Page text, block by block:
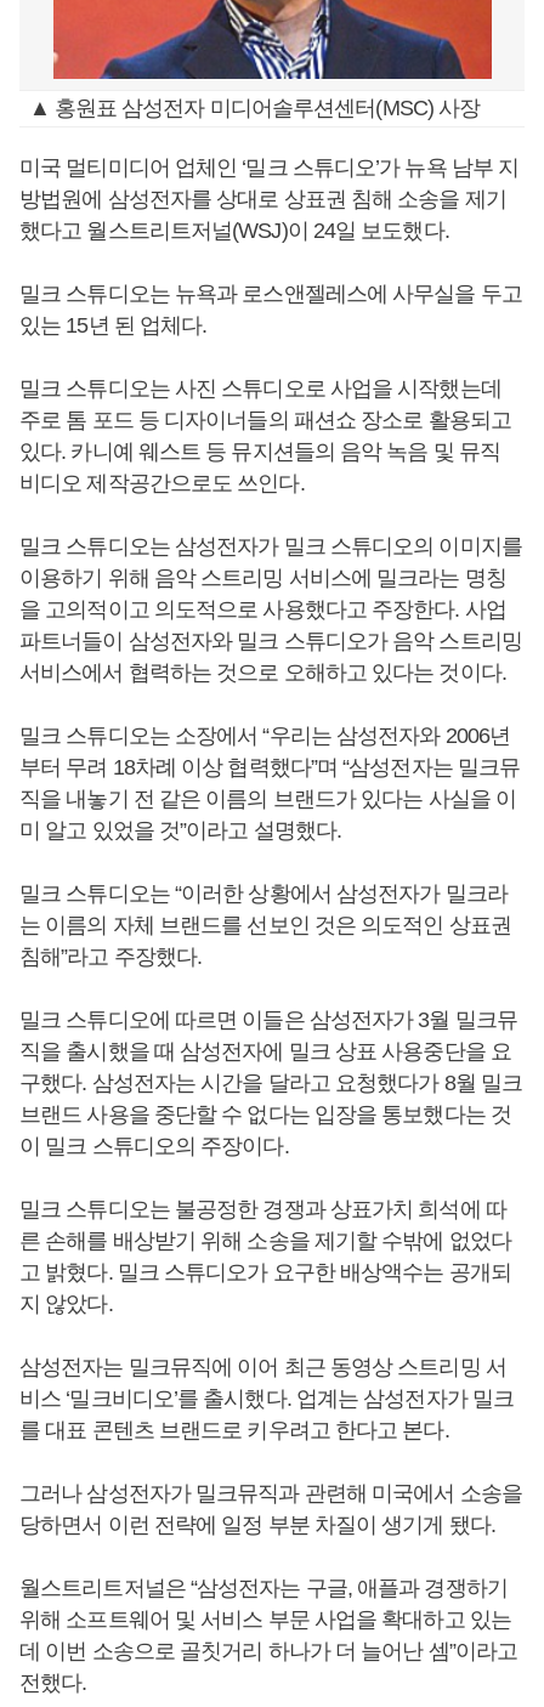
▲ 홍원표 삼성전자 미디어솔루션센터(MSC) 사장
미국 멀티미디어 업체인 ‘밀크 스튜디오’가 뉴욕 남부 지
방법원에 삼성전자를 상대로 상표권 침해 소송을 제기
했다고 월스트리트저널(WSJ)이 24일 보도했다.
밀크 스튜디오는 뉴욕과 로스앤젤레스에 사무실을 두고
있는 15년 된 업체다.
밀크 스튜디오는 사진 스튜디오로 사업을 시작했는데
주로 톰 포드 등 디자이너들의 패션쇼 장소로 활용되고
있다. 카니예 웨스트 등 뮤지션들의 음악 녹음 및 뮤직
비디오 제작공간으로도 쓰인다.
밀크 스튜디오는 삼성전자가 밀크 스튜디오의 이미지를
이용하기 위해 음악 스트리밍 서비스에 밀크라는 명칭
을 고의적이고 의도적으로 사용했다고 주장한다. 사업
파트너들이 삼성전자와 밀크 스튜디오가 음악 스트리밍
서비스에서 협력하는 것으로 오해하고 있다는 것이다.
밀크 스튜디오는 소장에서 “우리는 삼성전자와 2006년
부터 무려 18차례 이상 협력했다”며 “삼성전자는 밀크뮤
직을 내놓기 전 같은 이름의 브랜드가 있다는 사실을 이
미 알고 있었을 것”이라고 설명했다.
밀크 스튜디오는 “이러한 상황에서 삼성전자가 밀크라
는 이름의 자체 브랜드를 선보인 것은 의도적인 상표권
침해”라고 주장했다.
밀크 스튜디오에 따르면 이들은 삼성전자가 3월 밀크뮤
직을 출시했을 때 삼성전자에 밀크 상표 사용중단을 요
구했다. 삼성전자는 시간을 달라고 요청했다가 8월 밀크
브랜드 사용을 중단할 수 없다는 입장을 통보했다는 것
이 밀크 스튜디오의 주장이다.
밀크 스튜디오는 불공정한 경쟁과 상표가치 희석에 따
른 손해를 배상받기 위해 소송을 제기할 수밖에 없었다
고 밝혔다. 밀크 스튜디오가 요구한 배상액수는 공개되
지 않았다.
삼성전자는 밀크뮤직에 이어 최근 동영상 스트리밍 서
비스 ‘밀크비디오’를 출시했다. 업계는 삼성전자가 밀크
를 대표 콘텐츠 브랜드로 키우려고 한다고 본다.
그러나 삼성전자가 밀크뮤직과 관련해 미국에서 소송을
당하면서 이런 전략에 일정 부분 차질이 생기게 됐다.
월스트리트저널은 “삼성전자는 구글, 애플과 경쟁하기
위해 소프트웨어 및 서비스 부문 사업을 확대하고 있는
데 이번 소송으로 골칫거리 하나가 더 늘어난 셈”이라고
전했다.